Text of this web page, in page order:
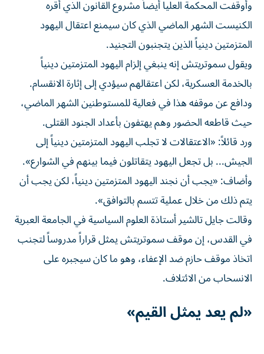
وأوقفت ⁠المحكمة العليا أيضاً مشروع القانون الذي أقره
الكنيست الشهر الماضي الذي كان سيمنع اعتقال اليهود
المتزمتين دينياً الذين يتجنبون التجنيد.
ويقول سموتريتش إنه ينبغي إلزام اليهود المتزمتين دينياً
بالخدمة العسكرية، لكن اعتقالهم سيؤدي إلى إثارة الانقسام.
ودافع عن موقفه هذا في فعالية للمستوطنين الشهر الماضي،
حيث قاطعه الحضور وهم يهتفون بأعداد الجنود القتلى.
ورد قائلاً: «الاعتقالات لا تجلب اليهود المتزمتين دينياً إلى
الجيش... بل تجعل اليهود يتقاتلون فيما ​بينهم في الشوارع».
وأضاف: «يجب ‌أن نجند اليهود المتزمتين دينياً، لكن يجب أن
يتم ذلك من خلال عملية تتسم بالتوافق».
وقالت جايل تالشير أستاذة العلوم السياسية في الجامعة العبرية
في القدس، إن موقف ‌سموتريتش يمثل قراراً مدروساً لتجنب
اتخاذ موقف حازم ضد الإعفاء، وهو ما كان سيجبره على
الانسحاب من الائتلاف.
«لم يعد يمثل القيم»